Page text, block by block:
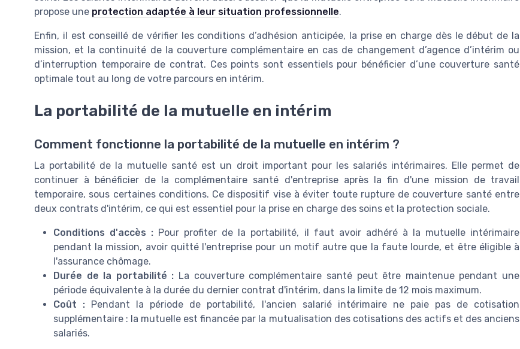
propose une protection adaptée à leur situation professionnelle.
Enfin, il est conseillé de vérifier les conditions d’adhésion anticipée, la prise en charge dès le début de la
mission, et la continuité de la couverture complémentaire en cas de changement d’agence d’intérim ou
d’interruption temporaire de contrat. Ces points sont essentiels pour bénéficier d’une couverture santé
optimale tout au long de votre parcours en intérim.
La portabilité de la mutuelle en intérim
Comment fonctionne la portabilité de la mutuelle en intérim ?
La portabilité de la mutuelle santé est un droit important pour les salariés intérimaires. Elle permet de
continuer à bénéficier de la complémentaire santé d'entreprise après la fin d'une mission de travail
temporaire, sous certaines conditions. Ce dispositif vise à éviter toute rupture de couverture santé entre
deux contrats d'intérim, ce qui est essentiel pour la prise en charge des soins et la protection sociale.
Conditions d'accès : Pour profiter de la portabilité, il faut avoir adhéré à la mutuelle intérimaire
pendant la mission, avoir quitté l'entreprise pour un motif autre que la faute lourde, et être éligible à
l'assurance chômage.
Durée de la portabilité : La couverture complémentaire santé peut être maintenue pendant une
période équivalente à la durée du dernier contrat d'intérim, dans la limite de 12 mois maximum.
Coût : Pendant la période de portabilité, l'ancien salarié intérimaire ne paie pas de cotisation
supplémentaire : la mutuelle est financée par la mutualisation des cotisations des actifs et des anciens
salariés.